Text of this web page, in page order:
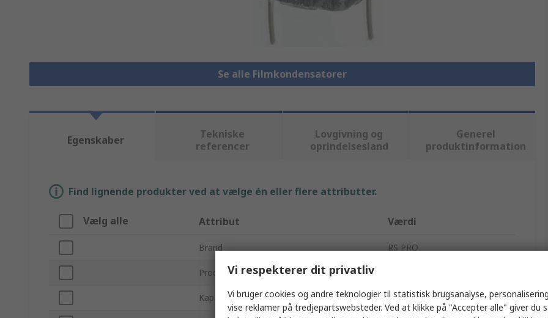
Se alle Filmkondensatorer
Egenskaber
Tekniske
referencer
Lovgivning og
oprindelsesland
Generel
produktinformation
Find lignende produkter ved at vælge én eller flere attributter.
Vælg alle Attribut Værdi
Brand RS PRO
Produkttype
Kapacitet 1.5nF
Vi respekterer dit privatliv
Vi bruger cookies og andre teknologier til statistisk brugsanalyse,
vise reklamer på tredjepartswebsteder. Ved at klikke på "Accepter alle" giver du